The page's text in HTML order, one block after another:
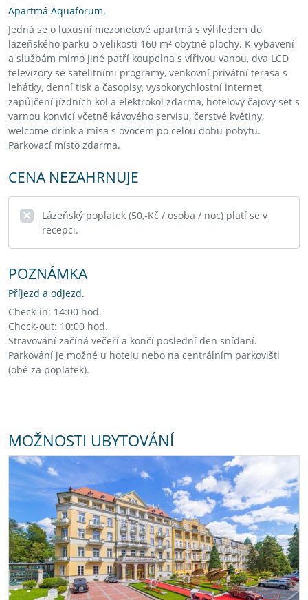
Apartmá Aquaforum.
Jedná se o luxusní mezonetové apartmá s výhledem do
lázeňského parku o velikosti 160 m² obytné plochy. K vybavení
a službám mimo jiné patří koupelna s vířivou vanou, dva LCD
televizory se satelitními programy, venkovní privátní terasa s
lehátky, denní tisk a časopisy, vysokorychlostní internet,
zapůjčení jízdních kol a elektrokol zdarma, hotelový čajový set s
varnou konvicí včetně kávového servisu, čerstvé květiny,
welcome drink a mísa s ovocem po celou dobu pobytu.
Parkovací místo zdarma.
CENA NEZAHRNUJE
Lázeňský poplatek (50,-Kč / osoba / noc) platí se v
recepci.
POZNÁMKA
Příjezd a odjezd.
Check-in: 14:00 hod.
Check-out: 10:00 hod.
Stravování začíná večeří a končí poslední den snídaní.
Parkování je možné u hotelu nebo na centrálním parkovišti
(obě za poplatek).
MOŽNOSTI UBYTOVÁNÍ